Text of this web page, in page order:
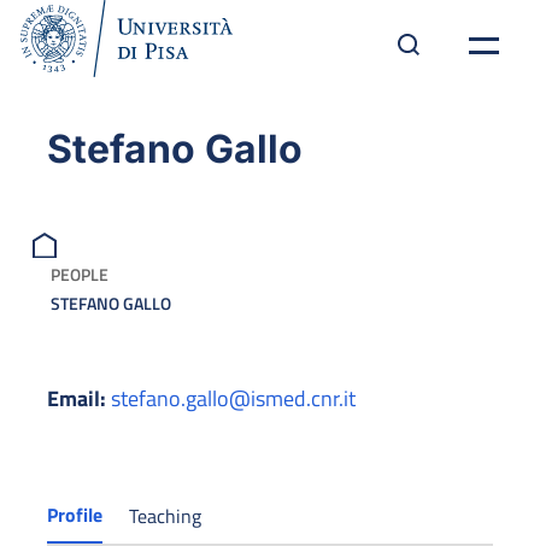
Stefano Gallo
PEOPLE
STEFANO GALLO
Email:stefano.gallo@ismed.cnr.it
Profile Teaching